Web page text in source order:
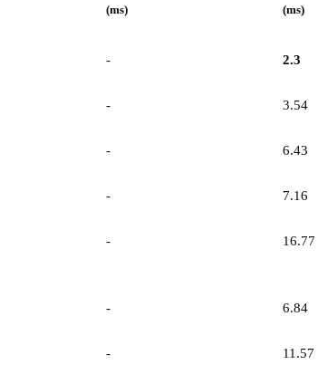
(ms)
(ms)
- 2.3
- 3.54
- 6.43
- 7.16
- 16.77
- 6.84
- 11.57